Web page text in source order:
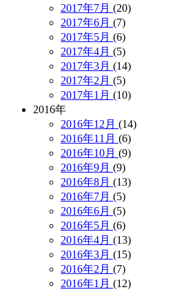
2017年7月 (20)
2017年6月 (7)
2017年5月 (6)
2017年4月 (5)
2017年3月 (14)
2017年2月 (5)
2017年1月 (10)
2016年
2016年12月 (14)
2016年11月 (6)
2016年10月 (9)
2016年9月 (9)
2016年8月 (13)
2016年7月 (5)
2016年6月 (5)
2016年5月 (6)
2016年4月 (13)
2016年3月 (15)
2016年2月 (7)
2016年1月 (12)